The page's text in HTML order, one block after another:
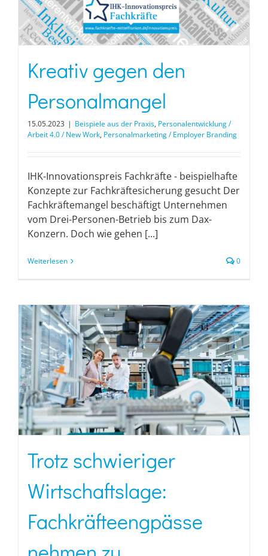
Kreativ gegen den
Personalmangel
15.05.2023 | Beispiele aus der Praxis, Personalentwicklung /
Arbeit 4.0 / New Work, Personalmarketing / Employer Branding
IHK-Innovationspreis Fachkräfte - beispielhafte
Konzepte zur Fachkräftesicherung gesucht Der
Fachkräftemangel beschäftigt Unternehmen
vom Drei-Personen-Betrieb bis zum Dax-
Konzern. Doch wie gehen [...]
Weiterlesen 0
Trotz schwieriger
Wirtschaftslage:
Fachkräfteengpässe